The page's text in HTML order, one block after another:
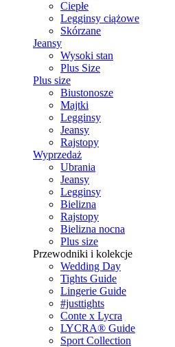
Ciepłe
Legginsy ciążowe
Skórzane
Jeansy
Wysoki stan
Plus Size
Plus size
Biustonosze
Majtki
Legginsy
Jeansy
Rajstopy
Wyprzedaż
Ubrania
Jeansy
Legginsy
Bielizna
Rajstopy
Bielizna nocna
Plus size
Przewodniki i kolekcje
Wedding Day
Tights Guide
Lingerie Guide
#justtights
Conte x Lycra
LYCRA® Guide
Sport Сollection